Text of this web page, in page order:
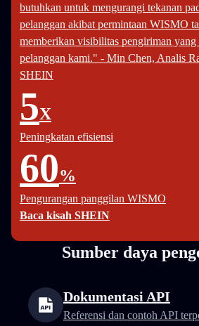
butuhkan untuk mengurangi tekanan
pelanggan akibat permintaan WISMO
memberikan visibilitas pengiriman yang
pelanggan kami." - Min Chen, Analis
SHEIN
5X
Peningkatan efisiensi
60%
Pengurangan panggilan WISMO
Baca kisah SHEIN
Sumber daya
Dokumentasi API
Referensi dan contoh API